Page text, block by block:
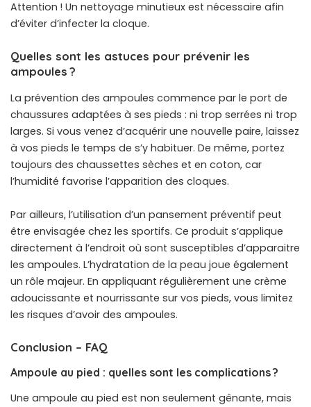
Attention ! Un nettoyage minutieux est nécessaire afin
d’éviter d’infecter la cloque.
Quelles sont les astuces pour prévenir les
ampoules ?
La prévention des ampoules commence par le port de
chaussures adaptées à ses pieds : ni trop serrées ni trop
larges. Si vous venez d’acquérir une nouvelle paire, laissez
à vos pieds le temps de s’y habituer. De même, portez
toujours des chaussettes sèches et en coton, car
l’humidité favorise l’apparition des cloques.
Par ailleurs, l’utilisation d’un pansement préventif peut
être envisagée chez les sportifs. Ce produit s’applique
directement à l’endroit où sont susceptibles d’apparaitre
les ampoules. L’hydratation de la peau joue également
un rôle majeur. En appliquant régulièrement une crème
adoucissante et nourrissante sur vos pieds, vous limitez
les risques d’avoir des ampoules.
Conclusion – FAQ
Ampoule au pied : quelles sont les complications ?
Une ampoule au pied est non seulement gênante, mais